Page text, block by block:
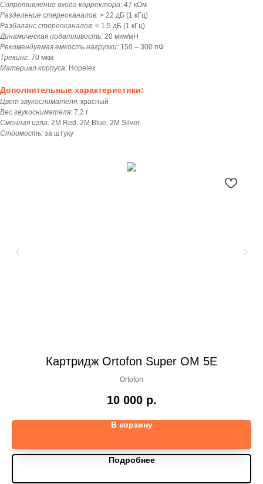
Сопротивление входа корректора: 47 кОм
Разделение стереоканалов: > 22 дБ (1 кГц)
Разбаланс стереоканалов: < 1,5 дБ (1 кГц)
Динамическая податливость: 20 мкм/мН
Рекомендуемая емкость нагрузки: 150 – 300 пФ
Трекинг: 70 мкм
Материал корпуса: Hopelex
Дополнительные характеристики:
Цвет звукоснимателя: красный
Вес звукоснимателя: 7,2 г
Сменная игла: 2M Red, 2M Blue, 2M Silver
Стоимость: за штуку
Картридж Ortofon Super OM 5E
Ortofon
10 000 р.
В корзину
Подробнее